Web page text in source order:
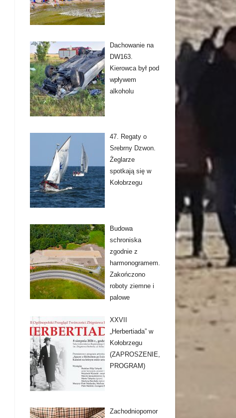
Dachowanie na
DW163.
Kierowca był pod
wpływem
alkoholu
47. Regaty o
Srebrny Dzwon.
Żeglarze
spotkają się w
Kołobrzegu
Budowa
schroniska
zgodnie z
harmonogramem.
Zakończono
roboty ziemne i
palowe
XXVII
„Herbertiada” w
Kołobrzegu
(ZAPROSZENIE,
PROGRAM)
Zachodniopomor